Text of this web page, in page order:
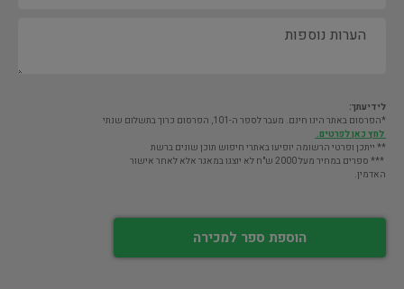
לידיעתך:
*הפרסום באתר הינו חינם. מעבר לספר ה-101, הפרסום כרוך בתשלום שנתי
לחץ כאן לפרטים.
** ייתכן ופרטי הרשומה יופיעו באתרי חיפוש תוכן שונים ברשת
*** ספרים במחיר מעל 2000 ש"ח לא יוצגו במאגר אלא לאחר אישור
האדמין.
הוספת ספר למכירה